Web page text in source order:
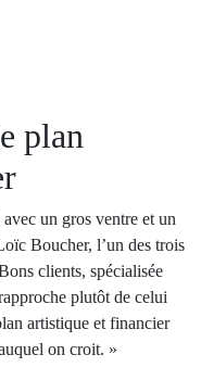
plan
un gros ventre et un
Boucher, l’un des trois
clients, spécialisée
plutôt de celui
artistique et financier
on croit. »